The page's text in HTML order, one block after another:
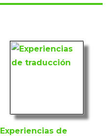
Experiencias de